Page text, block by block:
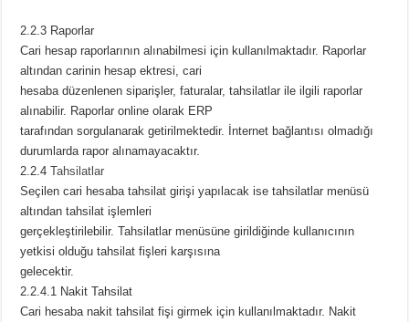
2.2.3 Raporlar
Cari hesap raporlarının alınabilmesi için kullanılmaktadır. Raporlar
altından carinin hesap ektresi, cari
hesaba düzenlenen siparişler, faturalar, tahsilatlar ile ilgili raporlar
alınabilir. Raporlar online olarak ERP
tarafından sorgulanarak getirilmektedir. İnternet bağlantısı olmadığı
durumlarda rapor alınamayacaktır.
2.2.4Tahsilatlar
Seçilen cari hesaba tahsilat girişi yapılacak ise tahsilatlar menüsü
altından tahsilat işlemleri
gerçekleştirilebilir. Tahsilatlar menüsüne girildiğinde kullanıcının
yetkisi olduğu tahsilat fişleri karşısına
gelecektir.
2.2.4.1 Nakit Tahsilat
Cari hesaba nakit tahsilat fişi girmek için kullanılmaktadır. Nakit